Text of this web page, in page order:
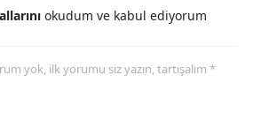
okudum ve kabul ediyorum
yok, ilk yorumu siz yazın, tartışalım *